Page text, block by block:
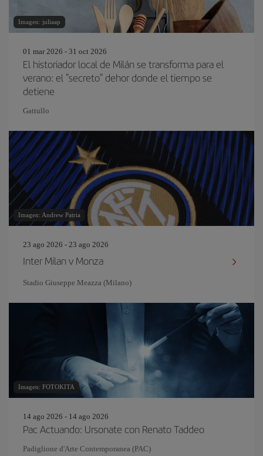
Imagen: juliaap
01 mar 2026 - 31 oct 2026
El historiador local de Milán se transforma para el
verano: el "secreto" dehor donde el tiempo se
detiene
Gattullo
Imagen: Andrew Patria
23 ago 2026 - 23 ago 2026
Inter Milan v Monza
Stadio Giuseppe Meazza (Milano)
Imagen: FOTOKITA
14 ago 2026 - 14 ago 2026
Pac Actuando: Ursonate con Renato Taddeo
Padiglione d'Arte Contemporanea (PAC)